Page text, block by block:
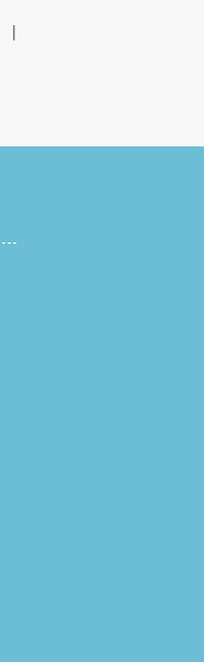
|